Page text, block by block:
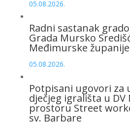
05.08.2026.
Radni sastanak
Grada Mursko
Međimurske županije
05.08.2026.
Potpisani ugovori za
dječjeg igrališta u DV
prostoru Street
sv. Barbare